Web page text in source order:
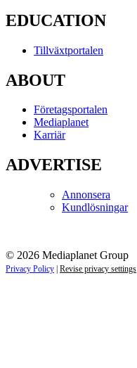
EDUCATION
Tillväxtportalen
ABOUT
Företagsportalen
Mediaplanet
Karriär
ADVERTISE
Annonsera
Kundlösningar
© 2026 Mediaplanet Group
Privacy Policy Revise privacy settings